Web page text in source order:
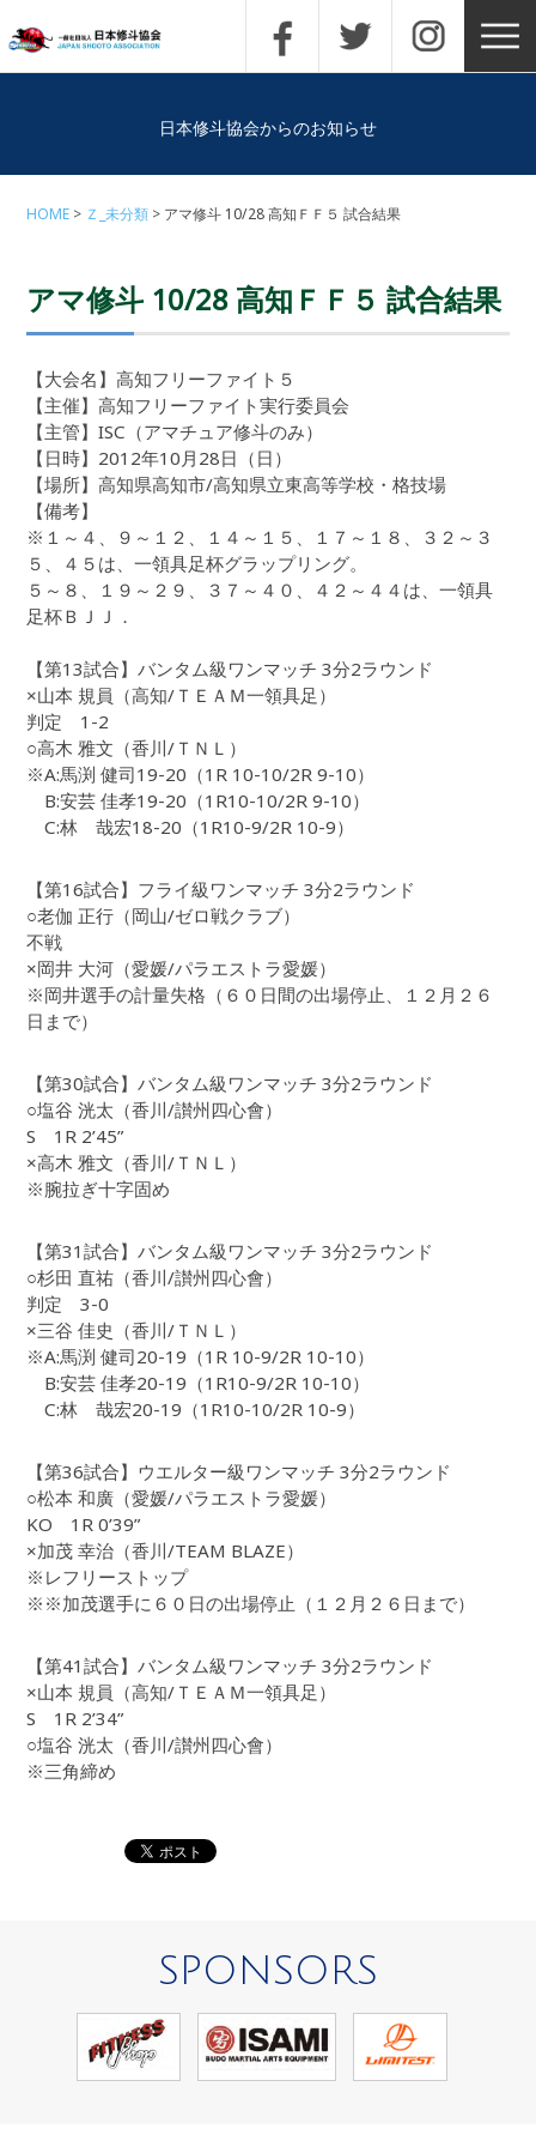
日本修斗協会からのお知らせ
HOME Ｚ_未分類 アマ修斗 10/28 高知ＦＦ５ 試合結果
アマ修斗 10/28 高知ＦＦ５ 試合結果
【大会名】高知フリーファイト５
【主催】高知フリーファイト実行委員会
【主管】ISC（アマチュア修斗のみ）
【日時】2012年10月28日（日）
【場所】高知県高知市/高知県立東高等学校・格技場
【備考】
※１～４、９～１２、１４～１５、１７～１８、３２～３
５、４５は、一領具足杯グラップリング。
５～８、１９～２９、３７～４０、４２～４４は、一領具
足杯ＢＪＪ．
【第13試合】バンタム級ワンマッチ 3分2ラウンド
×山本 規員（高知/ＴＥＡＭ一領具足）
判定 1-2
○高木 雅文（香川/ＴＮＬ）
※A:馬渕 健司19-20（1R 10-10/2R 9-10）
B:安芸 佳孝19-20（1R10-10/2R 9-10）
C:林 哉宏18-20（1R10-9/2R 10-9）
【第16試合】フライ級ワンマッチ 3分2ラウンド
○老伽 正行（岡山/ゼロ戦クラブ）
不戦
×岡井 大河（愛媛/パラエストラ愛媛）
※岡井選手の計量失格（６０日間の出場停止、１２月２６
日まで）
【第30試合】バンタム級ワンマッチ 3分2ラウンド
○塩谷 洸太（香川/讃州四心會）
S 1R 2’45”
×高木 雅文（香川/ＴＮＬ）
※腕拉ぎ十字固め
【第31試合】バンタム級ワンマッチ 3分2ラウンド
○杉田 直祐（香川/讃州四心會）
判定 3-0
×三谷 佳史（香川/ＴＮＬ）
※A:馬渕 健司20-19（1R 10-9/2R 10-10）
B:安芸 佳孝20-19（1R10-9/2R 10-10）
C:林 哉宏20-19（1R10-10/2R 10-9）
【第36試合】ウエルター級ワンマッチ 3分2ラウンド
○松本 和廣（愛媛/パラエストラ愛媛）
KO 1R 0’39”
×加茂 幸治（香川/TEAM BLAZE）
※レフリーストップ
※※加茂選手に６０日の出場停止（１２月２６日まで）
【第41試合】バンタム級ワンマッチ 3分2ラウンド
×山本 規員（高知/ＴＥＡＭ一領具足）
S 1R 2’34”
○塩谷 洸太（香川/讃州四心會）
※三角締め
SPONSORS